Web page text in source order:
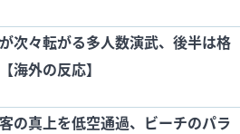
次々転がる多人数演武、後半は格
海外の反応】
の真上を低空通過、ビーチのパラ